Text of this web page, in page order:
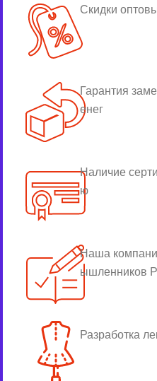
Скидки
Гарантия
енег
Наличие
ю
Наша
ышленников
Разработка